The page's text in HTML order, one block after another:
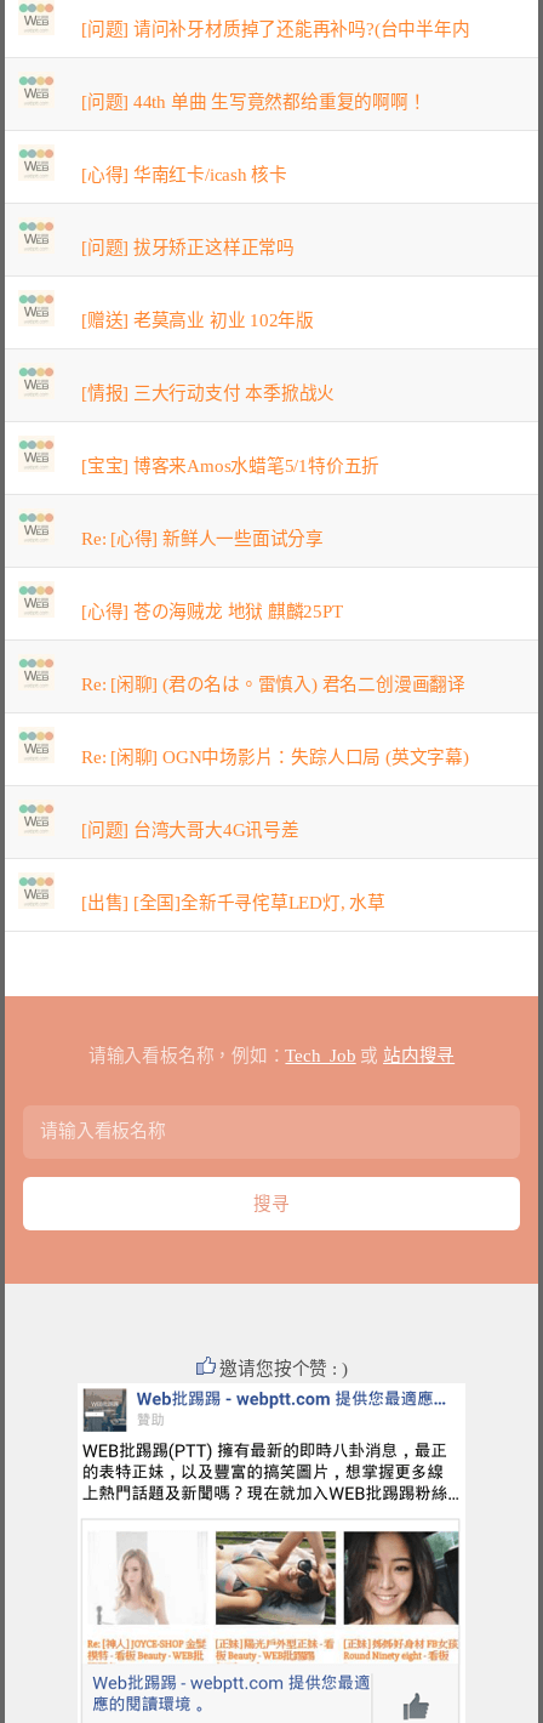
[问题] 请问补牙材质掉了还能再补吗?(台中半年内
[问题] 44th 单曲 生写竟然都给重复的啊啊！
[心得] 华南红卡/icash 核卡
[问题] 拔牙矫正这样正常吗
[赠送] 老莫高业 初业 102年版
[情报] 三大行动支付 本季掀战火
[宝宝] 博客来Amos水蜡笔5/1特价五折
Re: [心得] 新鲜人一些面试分享
[心得] 苍の海贼龙 地狱 麒麟25PT
Re: [闲聊] (君の名は。雷慎入) 君名二创漫画翻译
Re: [闲聊] OGN中场影片：失踪人口局 (英文字幕)
[问题] 台湾大哥大4G讯号差
[出售] [全国]全新千寻侘草LED灯, 水草
请输入看板名称，例如：Tech_Job 或 站内搜寻
邀请您按个赞 : )